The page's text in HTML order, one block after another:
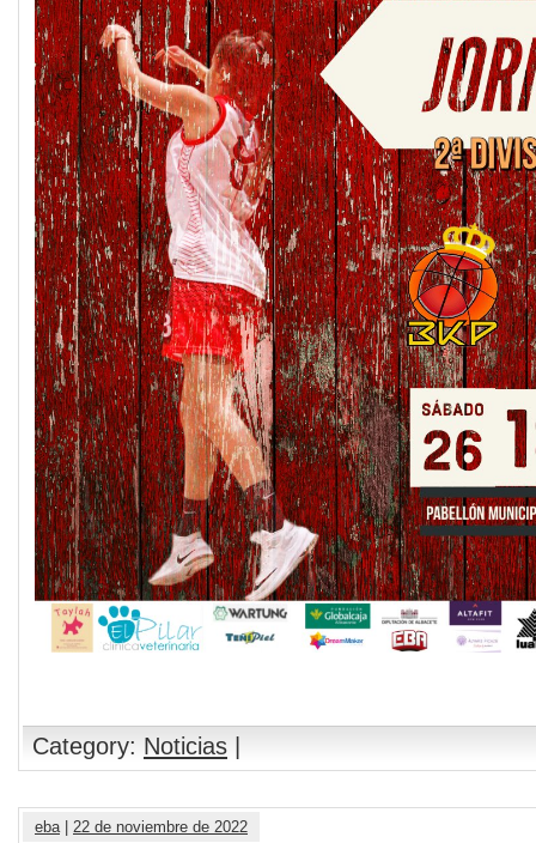
Category: Noticias
eba| 22 de noviembre de 2022